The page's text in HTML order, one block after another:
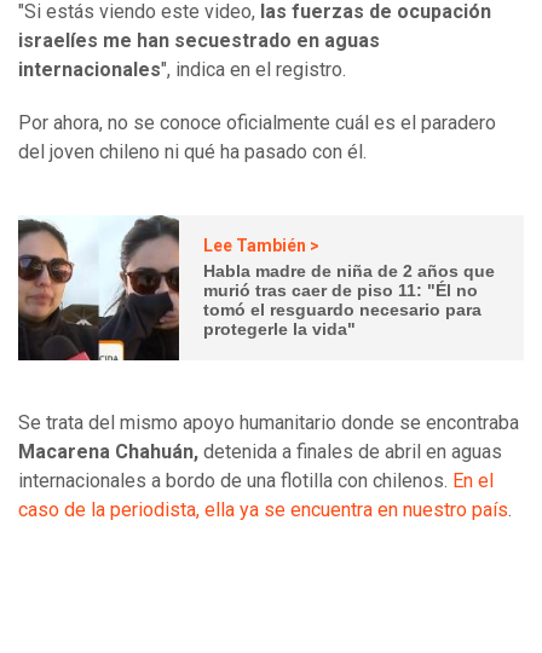
"Si estás viendo este video, las fuerzas de ocupación
israelíes me han secuestrado en aguas
internacionales", indica en el registro.
Por ahora, no se conoce oficialmente cuál es el paradero
del joven chileno ni qué ha pasado con él.
Lee También >
Habla madre de niña de 2 años que
murió tras caer de piso 11: "Él no
tomó el resguardo necesario para
protegerle la vida"
Se trata del mismo apoyo humanitario donde se encontraba
Macarena Chahuán, detenida a finales de abril en aguas
internacionales a bordo de una flotilla con chilenos. En el
caso de la periodista, ella ya se encuentra en nuestro país.